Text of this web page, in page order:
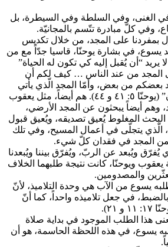
الغنى، وفي السلطة وفي السيطرة، بل
وفي كلّ مبادرة تتّسم بالمجانيّة.
بمفردنا على المجد، من خلال تكديس
يسوع، في بشارة يوحنّا، قاسيا جدّاً مع من
“أن يُقبل إليه كي تكون له الحياة”
لا أتلقّى المجد من عند الناس … كيف لكم أن
بعضكم من بعض، وأمّا المجد الّذي يأتي
من الله وحده فلا تطلبون” (يوحنّا ٥: ٤١ و ٤٤). هم أيضاً، مثل يعقوب
وهم أيضاً يبحثون عن المجد الأرضي،
المغلوط يُعيق تصديقه، ويُعيق قبول
الّذي يتجلّى في أعمال المسيح، وفي تلك
يكمن المجد في فقدان كلّ شيء.
يُفرّق ويُبعد عن الربّ، ويُفرّق بيننا ويُبعدنا
ويوحنّا، كانت نتيجة طلبهما الخلاف
والمصدومين.
يسوع من الآب هي وحدة التلاميذ، لأنّ
في جعل تلاميذه واحداً، كما أنّ
٢١).
هذا الطلب الموجود في بداية صلاة
يسوع، في هذه اللحظة الحاسمة، هو أن